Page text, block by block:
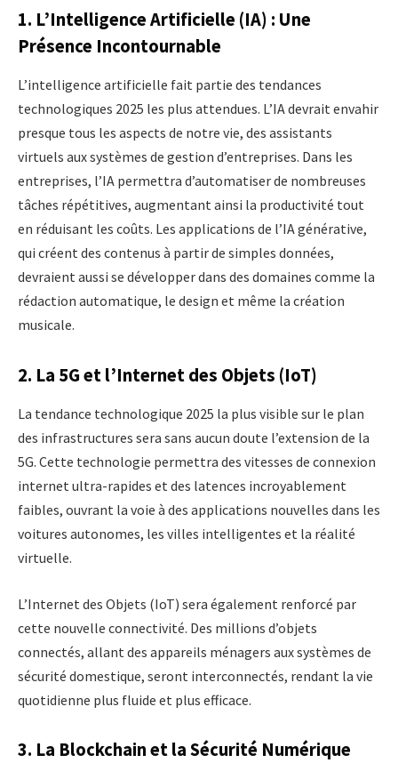
1. L’Intelligence Artificielle (IA) : Une
Présence Incontournable
L’intelligence artificielle fait partie des tendances
technologiques 2025 les plus attendues. L’IA devrait envahir
presque tous les aspects de notre vie, des assistants
virtuels aux systèmes de gestion d’entreprises. Dans les
entreprises, l’IA permettra d’automatiser de nombreuses
tâches répétitives, augmentant ainsi la productivité tout
en réduisant les coûts. Les applications de l’IA générative,
qui créent des contenus à partir de simples données,
devraient aussi se développer dans des domaines comme la
rédaction automatique, le design et même la création
musicale.
2. La 5G et l’Internet des Objets (IoT)
La tendance technologique 2025 la plus visible sur le plan
des infrastructures sera sans aucun doute l’extension de la
5G. Cette technologie permettra des vitesses de connexion
internet ultra-rapides et des latences incroyablement
faibles, ouvrant la voie à des applications nouvelles dans les
voitures autonomes, les villes intelligentes et la réalité
virtuelle.
L’Internet des Objets (IoT) sera également renforcé par
cette nouvelle connectivité. Des millions d’objets
connectés, allant des appareils ménagers aux systèmes de
sécurité domestique, seront interconnectés, rendant la vie
quotidienne plus fluide et plus efficace.
3. La Blockchain et la Sécurité Numérique